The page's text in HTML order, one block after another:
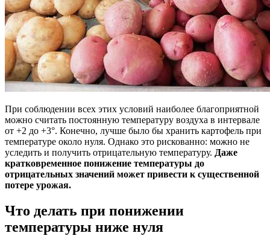
При соблюдении всех этих условий наиболее благоприятной
можно считать постоянную температуру воздуха в интервале
от +2 до +3°. Конечно, лучше было бы хранить картофель при
температуре около нуля. Однако это рискованно: можно не
уследить и получить отрицательную температуру. Даже
кратковременное понижение температуры до
отрицательных значений может привести к существенной
потере урожая.
Что делать при понижении
температуры ниже нуля